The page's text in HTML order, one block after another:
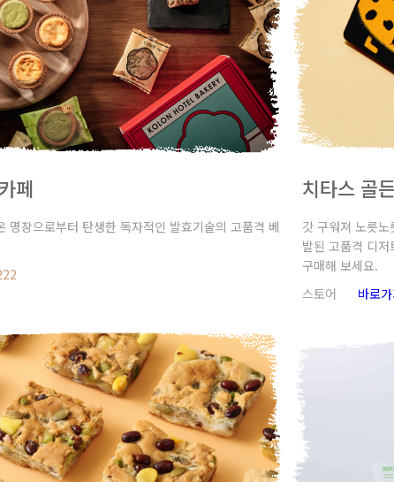
페
명장으로부터 탄생한 독자적인 발효기술의 고품격 베
치타스 골
갓 구워져 노릇
발된 고품격 디
구매해 보세요.
스토어
바로